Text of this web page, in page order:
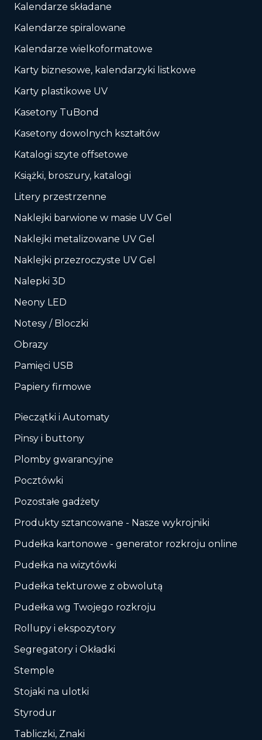
Kalendarze składane
Kalendarze spiralowane
Kalendarze wielkoformatowe
Karty biznesowe, kalendarzyki listkowe
Karty plastikowe UV
Kasetony TuBond
Kasetony dowolnych kształtów
Katalogi szyte offsetowe
Książki, broszury, katalogi
Litery przestrzenne
Naklejki barwione w masie UV Gel
Naklejki metalizowane UV Gel
Naklejki przezroczyste UV Gel
Nalepki 3D
Neony LED
Notesy / Bloczki
Obrazy
Pamięci USB
Papiery firmowe
Pieczątki i Automaty
Pinsy i buttony
Plomby gwarancyjne
Pocztówki
Pozostałe gadżety
Produkty sztancowane - Nasze wykrojniki
Pudełka kartonowe - generator rozkroju online
Pudełka na wizytówki
Pudełka tekturowe z obwolutą
Pudełka wg Twojego rozkroju
Rollupy i ekspozytory
Segregatory i Okładki
Stemple
Stojaki na ulotki
Styrodur
Tabliczki, Znaki